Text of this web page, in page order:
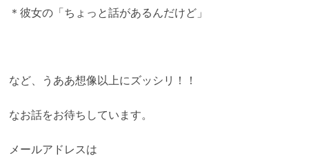
＊彼女の「ちょっと話があるんだけど」
など、うああ想像以上にズッシリ！！
なお話をお待ちしています。
メールアドレスは